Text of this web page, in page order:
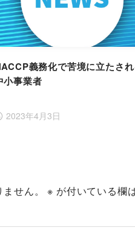
義務化で苦境に立たさ
小事業者
2023年4月3日
せん。 ※ が付いている欄